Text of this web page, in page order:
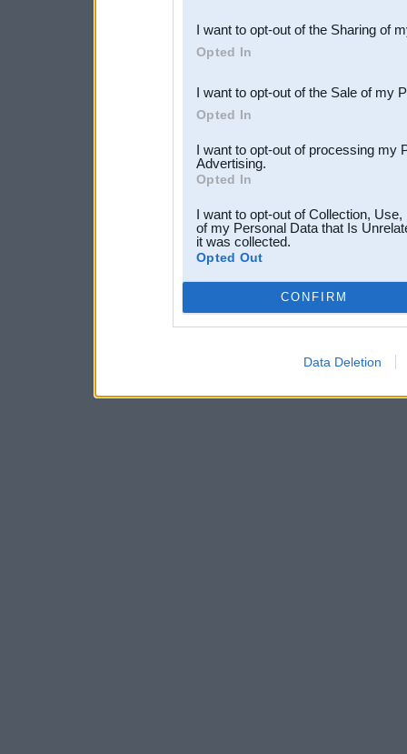
Downstream Participants
third parties.
I want to opt-out of the Sharing of
Opted In
I want to opt-out of the Sale of my
Opted In
I want to opt-out of processing my
Advertising.
Opted In
I want to opt-out of Collection,
of my Personal Data that Is
it was collected.
Opted Out
CONFIRM
Data Deletion